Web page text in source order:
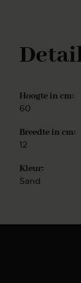
Hoogte in cm:
60
Breedte in cm:
12
Kleur:
Sand